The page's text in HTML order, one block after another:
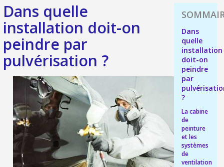
Inscription à la newsletter : 5€ de réduction
Livraison sous 24 h en France Métropolitaine
Livraison offerte en France métropolitaine pour 250€ d'achats
Paiement en 4x sans frais dès 30€ d'achats
Votre devis en ligne en moins d'1 minute
Partagez vos créations et obtenez des bons d'achat
Dans quelle
installation doit-on
peindre par
pulvérisation ?
Dans
quelle
installation
doit-on
peindre
par
?
La cabine
de
peinture
et les
systèmes
de
ventilation